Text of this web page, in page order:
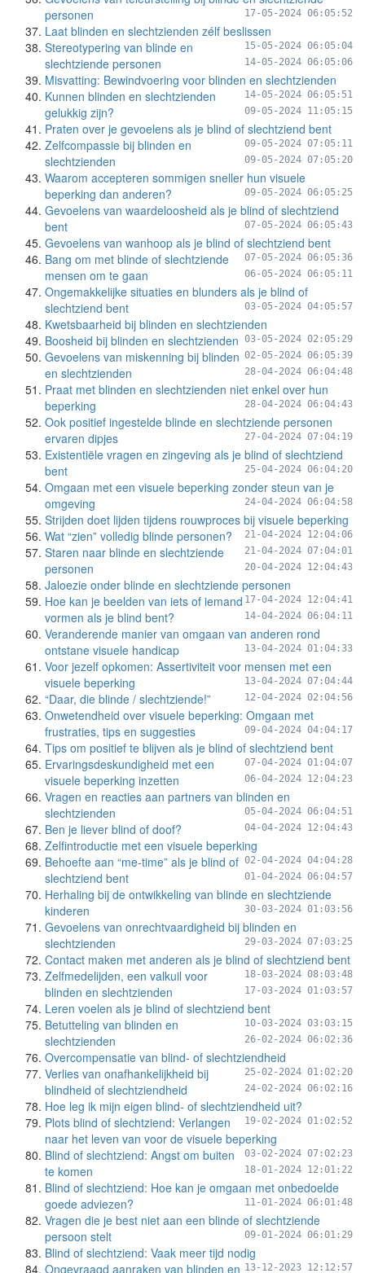
personen
17-05-2024 06:05:52
Laat blinden en slechtzienden zélf beslissen
15-05-2024 06:05:04
Stereotypering van blinde en
slechtziende personen
14-05-2024 06:05:06
Misvatting: Bewindvoering voor blinden en slechtzienden
14-05-2024 06:05:51
Kunnen blinden en slechtzienden
gelukkig zijn?
09-05-2024 11:05:15
Praten over je gevoelens als je blind of slechtziend bent
09-05-2024 07:05:11
Zelfcompassie bij blinden en
slechtzienden
09-05-2024 07:05:20
Waarom accepteren sommigen sneller hun visuele
beperking dan anderen?
09-05-2024 06:05:25
Gevoelens van waardeloosheid als je blind of slechtziend
bent
07-05-2024 06:05:43
Gevoelens van wanhoop als je blind of slechtziend bent
07-05-2024 06:05:36
Bang om met blinde of slechtziende
mensen om te gaan
06-05-2024 06:05:11
Ongemakkelijke situaties en blunders als je blind of
slechtziend bent
03-05-2024 04:05:57
Kwetsbaarheid bij blinden en slechtzienden
03-05-2024 02:05:29
Boosheid bij blinden en slechtzienden
02-05-2024 06:05:39
Gevoelens van miskenning bij blinden
en slechtzienden
28-04-2024 06:04:48
Praat met blinden en slechtzienden niet enkel over hun
beperking
28-04-2024 06:04:43
Ook positief ingestelde blinde en slechtziende personen
ervaren dipjes
27-04-2024 07:04:19
Existentiële vragen en zingeving als je blind of slechtziend
bent
25-04-2024 06:04:20
Omgaan met een visuele beperking zonder steun van je
omgeving
24-04-2024 06:04:58
Strijden doet lijden tijdens rouwproces bij visuele beperking
21-04-2024 12:04:06
Wat “zien” volledig blinde personen?
21-04-2024 07:04:01
Staren naar blinde en slechtziende
personen
20-04-2024 12:04:43
Jaloezie onder blinde en slechtziende personen
17-04-2024 12:04:41
Hoe kan je beelden van iets of iemand
vormen als je blind bent?
14-04-2024 06:04:11
Veranderende manier van omgaan van anderen rond
ontstane visuele handicap
13-04-2024 01:04:33
Voor jezelf opkomen: Assertiviteit voor mensen met een
visuele beperking
13-04-2024 07:04:44
“Daar, die blinde / slechtziende!” 12-04-2024 02:04:56
Onwetendheid over visuele beperking: Omgaan met
frustraties, tips en suggesties
09-04-2024 04:04:17
Tips om positief te blijven als je blind of slechtziend bent
07-04-2024 01:04:07
Ervaringsdeskundigheid met een
visuele beperking inzetten
06-04-2024 12:04:23
Vragen en reacties aan partners van blinden en
slechtzienden
05-04-2024 06:04:51
Ben je liever blind of doof? 04-04-2024 12:04:43
Zelfintroductie met een visuele beperking
02-04-2024 04:04:28
Behoefte aan “me-time” als je blind of
slechtziend bent
01-04-2024 06:04:57
Herhaling bij de ontwikkeling van blinde en slechtziende
kinderen
30-03-2024 01:03:56
Gevoelens van onrechtvaardigheid bij blinden en
slechtzienden
29-03-2024 07:03:25
Contact maken met anderen als je blind of slechtziend bent
18-03-2024 08:03:48
Zelfmedelijden, een valkuil voor
blinden en slechtzienden
17-03-2024 01:03:57
Leren voelen als je blind of slechtziend bent
10-03-2024 03:03:15
Betutteling van blinden en
slechtzienden
26-02-2024 06:02:36
Overcompensatie van blind- of slechtziendheid
25-02-2024 01:02:20
Verlies van onafhankelijkheid bij
blindheid of slechtziendheid
24-02-2024 06:02:16
Hoe leg ik mijn eigen blind- of slechtziendheid uit?
19-02-2024 01:02:52
Plots blind of slechtziend: Verlangen
naar het leven van voor de visuele beperking
03-02-2024 07:02:23
Blind of slechtziend: Angst om buiten
te komen
18-01-2024 12:01:22
Blind of slechtziend: Hoe kan je omgaan met onbedoelde
goede adviezen?
11-01-2024 06:01:48
Vragen die je best niet aan een blinde of slechtziende
persoon stelt
09-01-2024 06:01:29
Blind of slechtziend: Vaak meer tijd nodig
13-12-2023 12:12:57
Ongevraagd aanraken van blinden en